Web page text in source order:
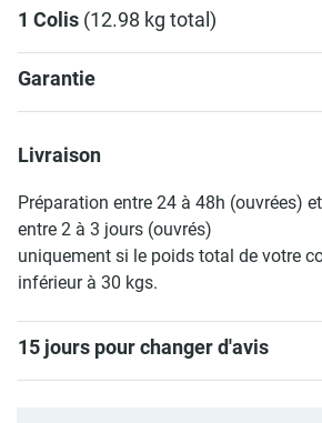
1 Colis (12.98 kg total)
Garantie
Livraison
Préparation entre 24 à 48h (ouvrées)
entre 2 à 3 jours (ouvrés)
uniquement si le poids total de votre
inférieur à 30 kgs.
15 jours pour changer d'avis